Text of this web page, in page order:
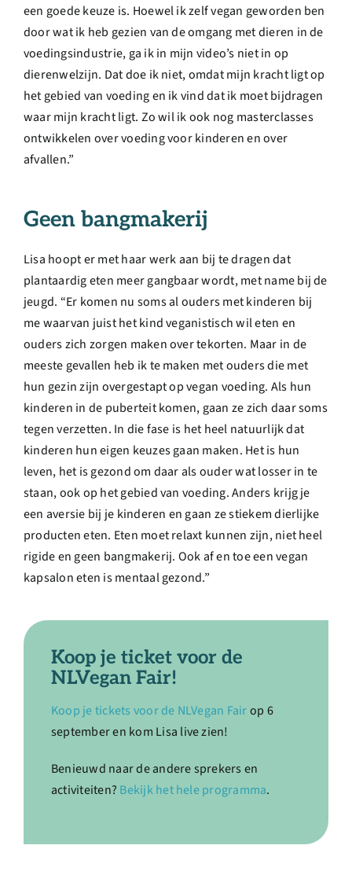
een goede keuze is. Hoewel ik zelf vegan geworden ben
door wat ik heb gezien van de omgang met dieren in de
voedingsindustrie, ga ik in mijn video’s niet in op
dierenwelzijn. Dat doe ik niet, omdat mijn kracht ligt op
het gebied van voeding en ik vind dat ik moet bijdragen
waar mijn kracht ligt. Zo wil ik ook nog masterclasses
ontwikkelen over voeding voor kinderen en over
afvallen.”
Geen bangmakerij
Lisa hoopt er met haar werk aan bij te dragen dat
plantaardig eten meer gangbaar wordt, met name bij de
jeugd. “Er komen nu soms al ouders met kinderen bij
me waarvan juist het kind veganistisch wil eten en
ouders zich zorgen maken over tekorten. Maar in de
meeste gevallen heb ik te maken met ouders die met
hun gezin zijn overgestapt op vegan voeding. Als hun
kinderen in de puberteit komen, gaan ze zich daar soms
tegen verzetten. In die fase is het heel natuurlijk dat
kinderen hun eigen keuzes gaan maken. Het is hun
leven, het is gezond om daar als ouder wat losser in te
staan, ook op het gebied van voeding. Anders krijg je
een aversie bij je kinderen en gaan ze stiekem dierlijke
producten eten. Eten moet relaxt kunnen zijn, niet heel
rigide en geen bangmakerij. Ook af en toe een vegan
kapsalon eten is mentaal gezond.”
Koop je ticket voor de
NLVegan Fair!
Koop je tickets voor de NLVegan Fairop 6
september en kom Lisa live zien!
Benieuwd naar de andere sprekers en
activiteiten? Bekijk het hele programma.